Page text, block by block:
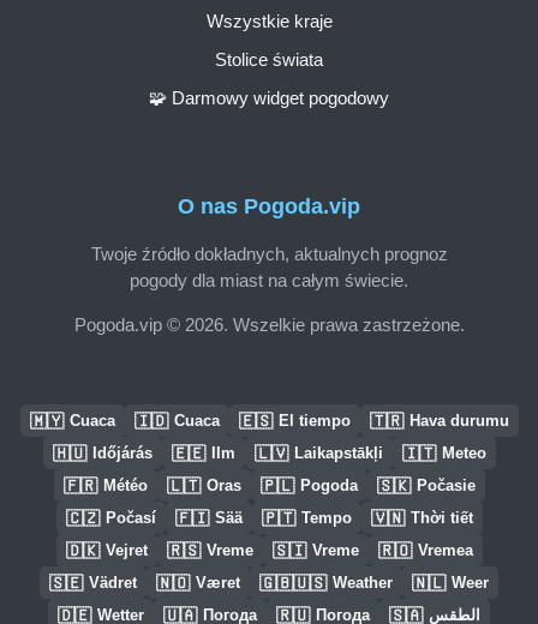
O nas Pogoda.vip
Twoje źródło dokładnych, aktualnych prognoz
pogody dla miast na całym świecie.
Pogoda.vip © 2026. Wszelkie prawa zastrzeżone.
Wszystkie kraje
Stolice świata
🧩 Darmowy widget pogodowy
🇲🇾 Cuaca 🇮🇩 Cuaca 🇪🇸 El tiempo 🇹🇷 Hava durumu
🇭🇺 Időjárás 🇪🇪 Ilm 🇱🇻 Laikapstākļi 🇮🇹 Meteo
🇫🇷 Météo 🇱🇹 Oras 🇵🇱 Pogoda 🇸🇰 Počasie
🇨🇿 Počasí 🇫🇮 Sää 🇵🇹 Tempo 🇻🇳 Thời tiết
🇩🇰 Vejret 🇷🇸 Vreme 🇸🇮 Vreme 🇷🇴 Vremea
🇸🇪 Vädret 🇳🇴 Været 🇬🇧🇺🇸 Weather 🇳🇱 Weer
🇩🇪 Wetter 🇺🇦 Погода 🇷🇺 Погода 🇸🇦 الطقس